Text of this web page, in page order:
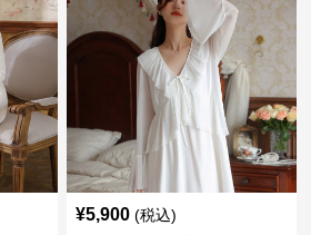
¥5,900 (税込)